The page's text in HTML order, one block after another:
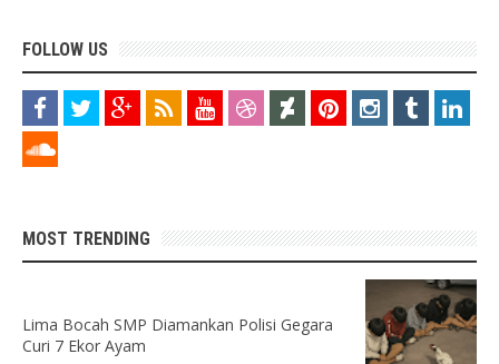
FOLLOW US
MOST TRENDING
Lima Bocah SMP Diamankan Polisi Gegara
Curi 7 Ekor Ayam